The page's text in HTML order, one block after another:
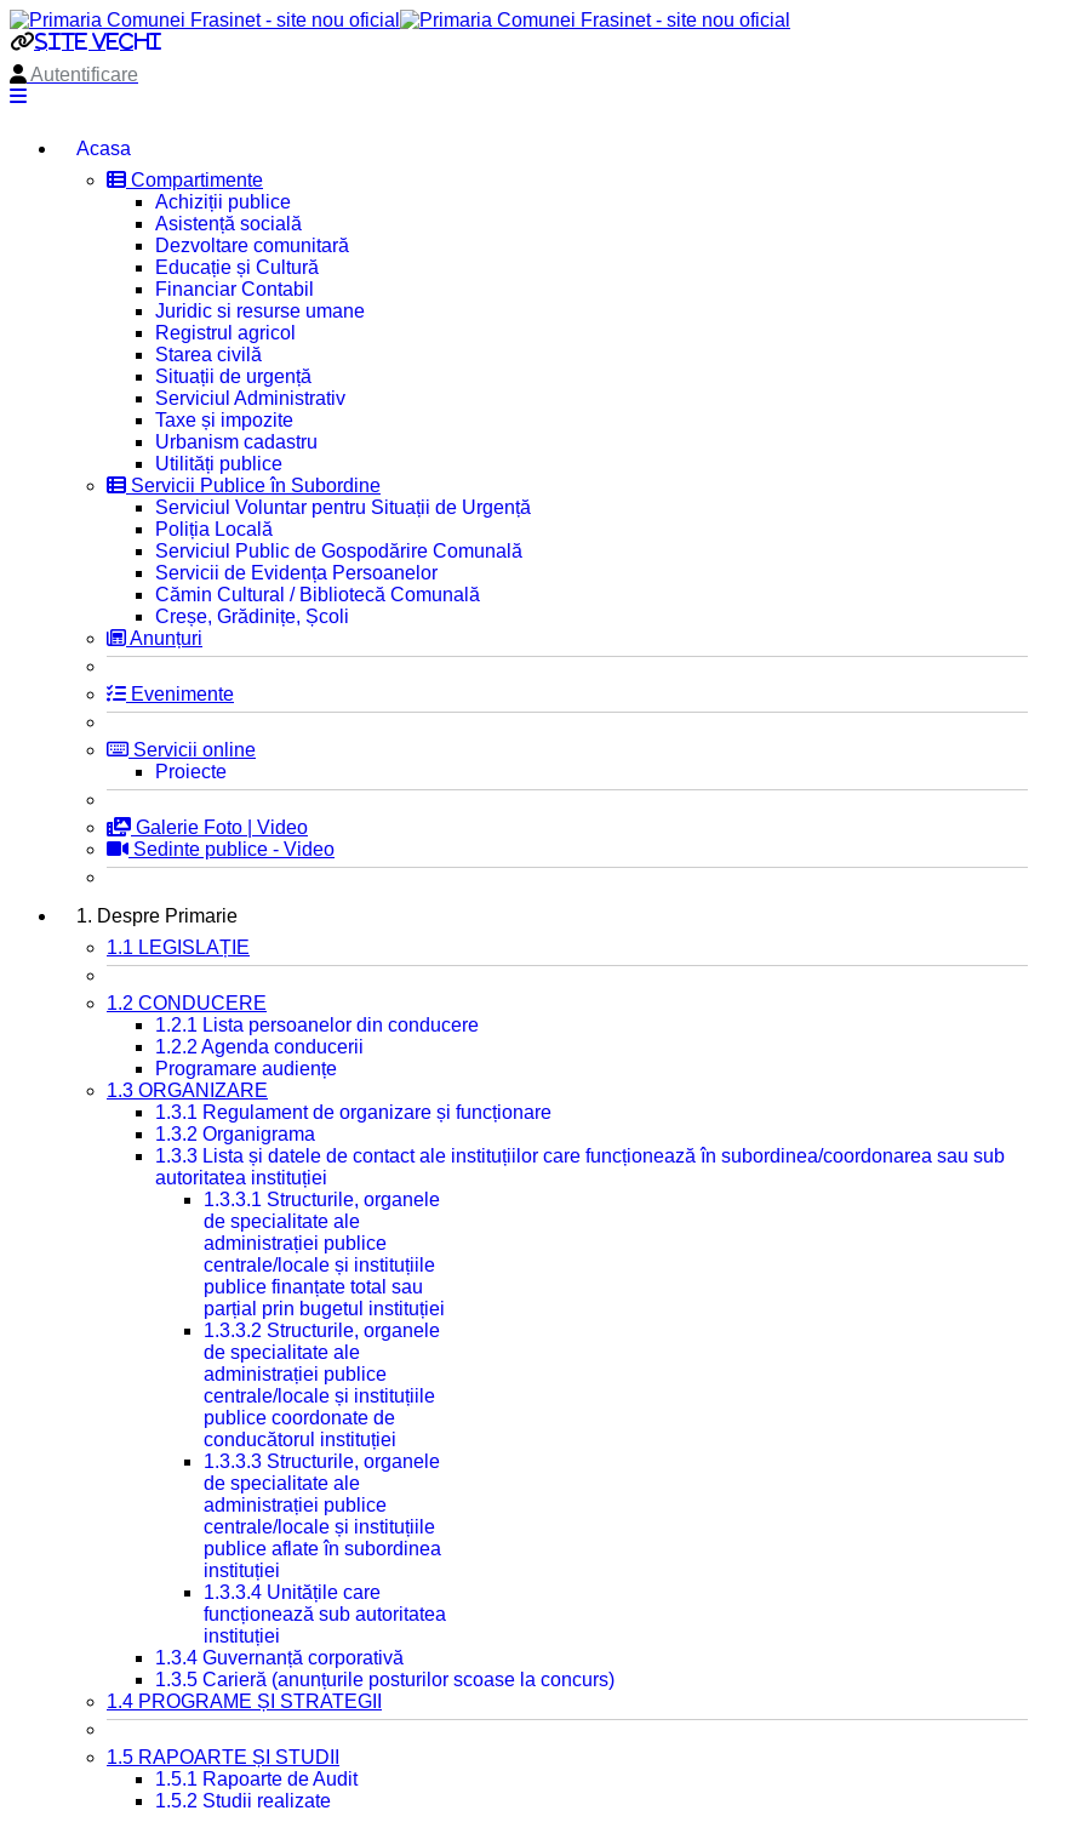
site vechi
Autentificare
Acasa
Compartimente
Achiziții publice
Asistență socială
Dezvoltare comunitară
Educație și Cultură
Financiar Contabil
Juridic si resurse umane
Registrul agricol
Starea civilă
Situații de urgență
Serviciul Administrativ
Taxe și impozite
Urbanism cadastru
Utilități publice
Servicii Publice în Subordine
Serviciul Voluntar pentru Situații de Urgență
Poliția Locală
Serviciul Public de Gospodărire Comunală
Servicii de Evidența Persoanelor
Cămin Cultural / Bibliotecă Comunală
Creșe, Grădinițe, Școli
Anunțuri
Evenimente
Servicii online
Proiecte
Galerie Foto | Video
Sedinte publice - Video
1. Despre Primarie
1.1 LEGISLAȚIE
1.2 CONDUCERE
1.2.1 Lista persoanelor din conducere
1.2.2 Agenda conducerii
Programare audiențe
1.3 ORGANIZARE
1.3.1 Regulament de organizare și funcționare
1.3.2 Organigrama
1.3.3 Lista și datele de contact ale instituțiilor care funcționează în subordinea/coordonarea sau sub
autoritatea instituției
1.3.3.1 Structurile, organele
de specialitate ale
administrației publice
centrale/locale și instituțiile
publice finanțate total sau
parțial prin bugetul instituției
1.3.3.2 Structurile, organele
de specialitate ale
administrației publice
centrale/locale și instituțiile
publice coordonate de
conducătorul instituției
1.3.3.3 Structurile, organele
de specialitate ale
administrației publice
centrale/locale și instituțiile
publice aflate în subordinea
instituției
1.3.3.4 Unitățile care
funcționează sub autoritatea
instituției
1.3.4 Guvernanță corporativă
1.3.5 Carieră (anunțurile posturilor scoase la concurs)
1.4 PROGRAME ȘI STRATEGII
1.5 RAPOARTE ȘI STUDII
1.5.1 Rapoarte de Audit
1.5.2 Studii realizate